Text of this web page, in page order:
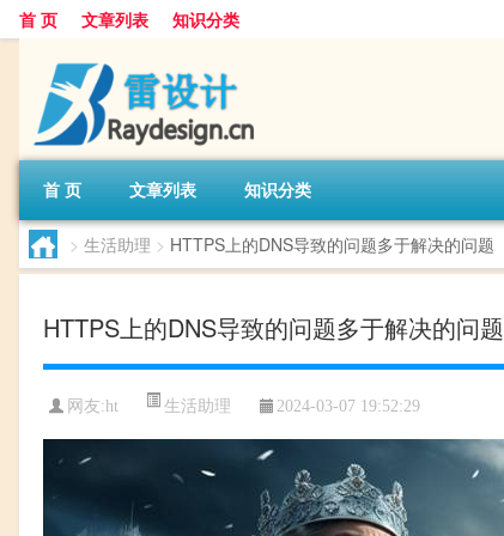
首 页 文章列表 知识分类
首 页 文章列表 知识分类
> 生活助理 > HTTPS上的DNS导致的问题多于解决的问题
HTTPS上的DNS导致的问题多于解决的问题
网友:ht 生活助理 2024-03-07 19:52:29